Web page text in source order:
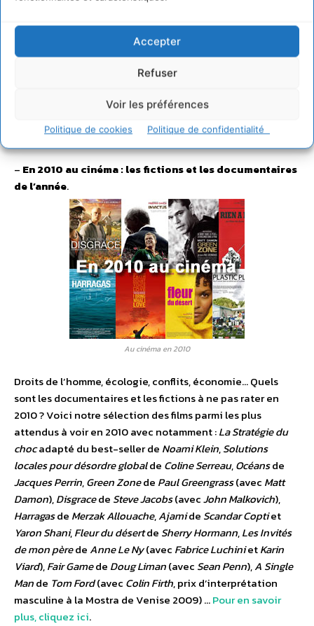
Accepter
Refuser
Voir les préférences
Politique de cookies Politique de confidentialité
salons et festivals dédiés au développement durable, au
bio et l’habitat écologique organisés pour le grand public
(Vivre autrement, Planète Durable, Primevère, Marjolaine,
Festival Science Frontières…) et les professionnels
(Produrable, Ecobat, SEMD, Pollutec…) en 2010 partout en
VOIR
– En 2010 au cinéma : les fictions et les documentaires
de l’année.
Au cinéma en 2010
Droits de l’homme, écologie, conflits, économie… Quels
sont les documentaires et les fictions à ne pas rater en
2010 ? Voici notre sélection des films parmi les plus
attendus à voir en 2010 avec notamment :La Stratégie du
chocadapté du best-seller de Noami Klein,Solutions
locales pour désordre globalde Coline Serreau,Océansde
Jacques Perrin,Green Zonede Paul Greengrass(avec Matt
Damon),Disgracede Steve Jacobs(avecJohn Malkovich),
Harragasde Merzak Allouache,Ajamide Scandar Coptiet
Yaron Shani,Fleur du désertde Sherry Hormann,Les Invités
de mon pèrede Anne Le Ny(avec Fabrice LuchinietKarin
Viard),Fair Gamede Doug Liman(avec Sean Penn),A Single
Mande Tom Ford(avec Colin Firth, prix d’interprétation
masculine à la Mostra de Venise 2009) …Pour en savoir
plus, cliquez ici.